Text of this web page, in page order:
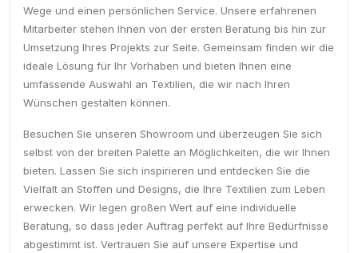
Wege und einen persönlichen Service. Unsere erfahrenen
Mitarbeiter stehen Ihnen von der ersten Beratung bis hin zur
Umsetzung Ihres Projekts zur Seite. Gemeinsam finden wir die
ideale Lösung für Ihr Vorhaben und bieten Ihnen eine
umfassende Auswahl an Textilien, die wir nach Ihren
Wünschen gestalten können.
Besuchen Sie unseren Showroom und überzeugen Sie sich
selbst von der breiten Palette an Möglichkeiten, die wir Ihnen
bieten. Lassen Sie sich inspirieren und entdecken Sie die
Vielfalt an Stoffen und Designs, die Ihre Textilien zum Leben
erwecken. Wir legen großen Wert auf eine individuelle
Beratung, so dass jeder Auftrag perfekt auf Ihre Bedürfnisse
abgestimmt ist. Vertrauen Sie auf unsere Expertise und